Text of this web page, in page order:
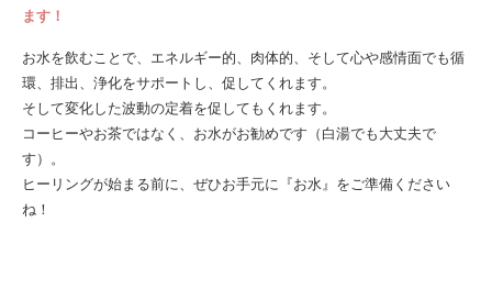
ます！
お水を飲むことで、エネルギー的、肉体的、そして心や感情面でも循
環、排出、浄化をサポートし、促してくれます。
そして変化した波動の定着を促してもくれます。
コーヒーやお茶ではなく、お水がお勧めです（白湯でも大丈夫で
す）。
ヒーリングが始まる前に、ぜひお手元に『お水』をご準備ください
ね！